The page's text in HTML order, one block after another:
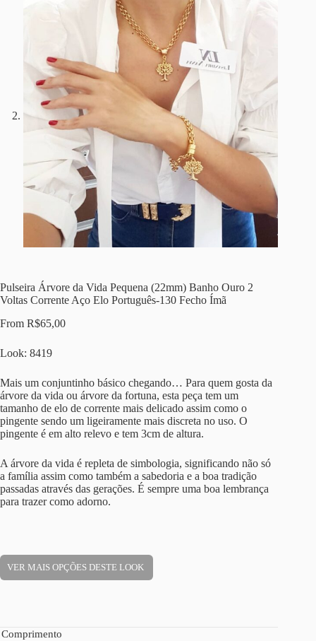
Pulseira Árvore da Vida Pequena (22mm) Banho Ouro 2
Voltas Corrente Aço Elo Português-130 Fecho Ímã
From R$65,00
Look: 8419
Mais um conjuntinho básico chegando… Para quem gosta da
árvore da vida ou árvore da fortuna, esta peça tem um
tamanho de elo de corrente mais delicado assim como o
pingente sendo um ligeiramente mais discreta no uso. O
pingente é em alto relevo e tem 3cm de altura.
A árvore da vida é repleta de simbologia, significando não só
a família assim como também a sabedoria e a boa tradição
passadas através das gerações. É sempre uma boa lembrança
para trazer como adorno.
VER MAIS OPÇÕES DESTE LOOK
Comprimento